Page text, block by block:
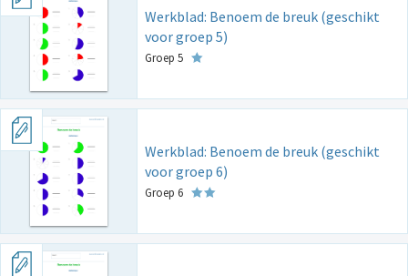
Werkblad: Benoem de breuk (geschikt
voor groep 5)
Groep 5
Werkblad: Benoem de breuk (geschikt
voor groep 6)
Groep 6